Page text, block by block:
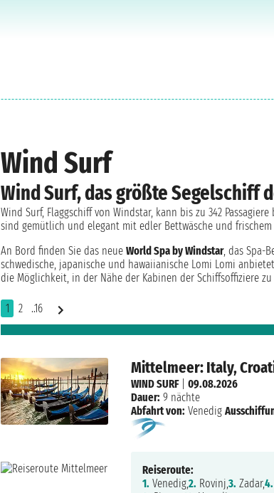
Wind Surf
Wind Surf, das größte Segelschiff
Wind Surf, Flaggschiff von Windstar, kann bis zu 342
sind gemütlich und elegant mit edler Bettwäsche und frischem
An Bord finden Sie das neueWorld Spa by Windstar, das Spa-
schwedische, japanische und hawaiianische Lomi Lomi
die Möglichkeit, in der Nähe der Kabinen der Schiffsoffiziere
1 2 ..16
Mittelmeer: Italy,
WIND SURF|09.08.2026
Dauer: 9 nächte
Abfahrt von: Venedig
Reiseroute:
1. Venedig,2. Rovinj,3. Zadar,4.